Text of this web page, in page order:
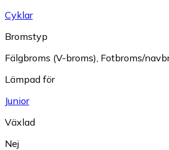
Cyklar
Bromstyp
Fälgbroms (V-broms), Fotbroms/
Lämpad för
Junior
Växlad
Nej